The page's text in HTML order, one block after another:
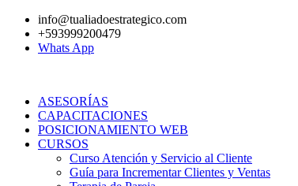
contenido
info@tualiadoestrategico.com
+593999200479
Whats App
ASESORÍAS
CAPACITACIONES
POSICIONAMIENTO WEB
CURSOS
Curso Atención y Servicio al Cliente
Guía para Incrementar Clientes y Ventas